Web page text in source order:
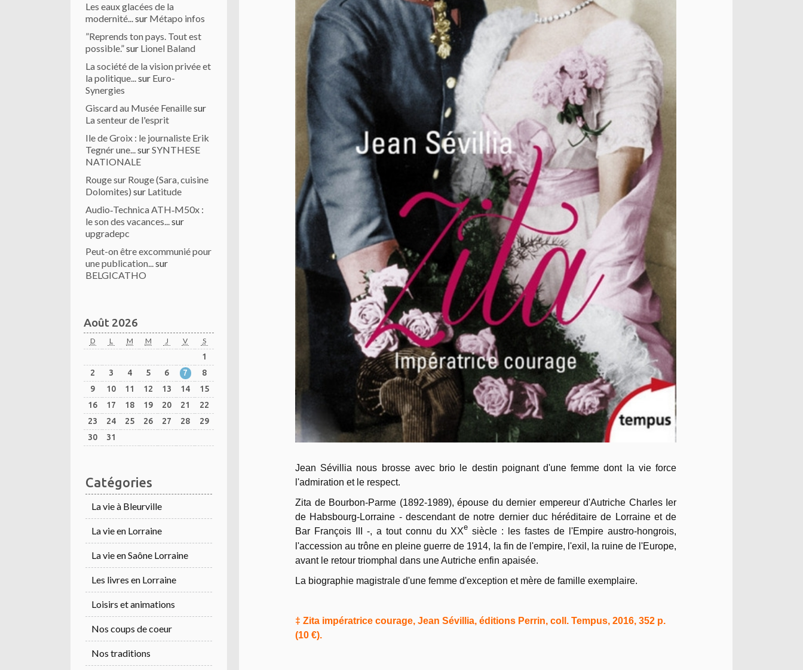
Les eaux glacées de la
modernité...sur Métapo infos
”Reprends ton pays. Tout est
possible.”sur Lionel Baland
La société de la vision privée et
la politique...sur Euro-
Synergies
Giscard au Musée Fenaillesur
La senteur de l'esprit
Ile de Groix : le journaliste Erik
Tegnér une...surSYNTHESE
NATIONALE
Rouge sur Rouge (Sara, cuisine
Dolomites) sur Latitude
Audio‑Technica ATH‑M50x :
le son des vacances...sur
upgradepc
Peut-on être excommunié pour
une publication...sur
BELGICATHO
Août 2026
D L M M J V S
1
2
3 4 5 6 7
8
9
10 11 12 13 14
15
16
17 18 19 20 21
22
23
24 25 26 27 28
29
30
31
Catégories
La vie à Bleurville
La vie en Lorraine
La vie en Saône Lorraine
Les livres en Lorraine
Loisirs et animations
Nos coups de coeur
Nos traditions
Jean Sévillia nous brosse avec brio le destin poignant d'une femme dont la vie force
l'admiration et le respect.
Zita de Bourbon-Parme (1892-1989), épouse du dernier empereur d'Autriche Charles Ier
de Habsbourg-Lorraine - descendant de notre dernier duc héréditaire de Lorraine et de
Bar François III -, a tout connu du XXe siècle : les fastes de l'Empire austro-hongrois,
l'accession au trône en pleine guerre de 1914, la fin de l'empire, l'exil, la ruine de l'Europe,
avant le retour triomphal dans une Autriche enfin apaisée.
La biographie magistrale d'une femme d'exception et mère de famille exemplaire.
‡ Zita impératrice courage, Jean Sévillia, éditions Perrin, coll. Tempus, 2016, 352 p.
(10 €).